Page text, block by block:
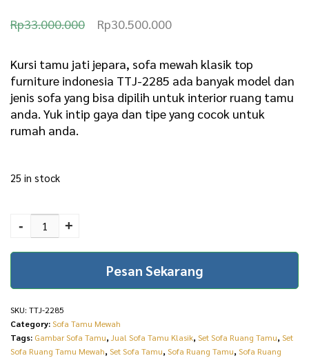
Rp33.000.000
O
i
g
i
e
a
s
Rp30.500.000C
r
r
e
e
i
:
R
Kursi tamu jati jepara, sofa mewah klasik top
furniture indonesia TTJ-2285 ada banyak model dan
jenis sofa yang bisa dipilih untuk interior ruang tamu
anda. Yuk intip gaya dan tipe yang cocok untuk
rumah anda.
25 in stock
Sofa Mewah Klasik Top
Furniture Indonesia
TTJ-2285 quantity
- +
Pesan Sekarang
SKU: TTJ-2285
Category: Sofa Tamu Mewah
Tags: Gambar Sofa Tamu, Jual Sofa Tamu Klasik, Set Sofa Ruang Tamu, Set
Sofa Ruang Tamu Mewah, Set Sofa Tamu, Sofa Ruang Tamu, Sofa Ruang